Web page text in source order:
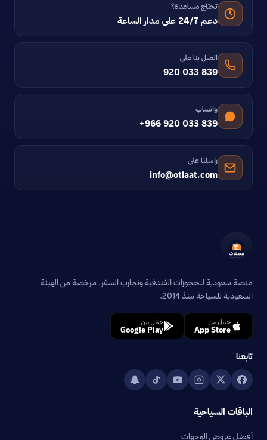
تحتاج مساعدة؟
دعم 24/7 على مدار الساعة
اتصل بنا على
920 033 839
واتساب
+966 920 033 839
راسلنا على
info@otlaat.com
منصة سعودية للحجوزات الفندقية وتجارب السفر. مرخصة من الهيئة
السعودية للسياحة منذ 2014.
حمّل من
App Store
حمّل من
Google Play
تابعنا
الباقات السياحية
أفضل عروض الوجهات